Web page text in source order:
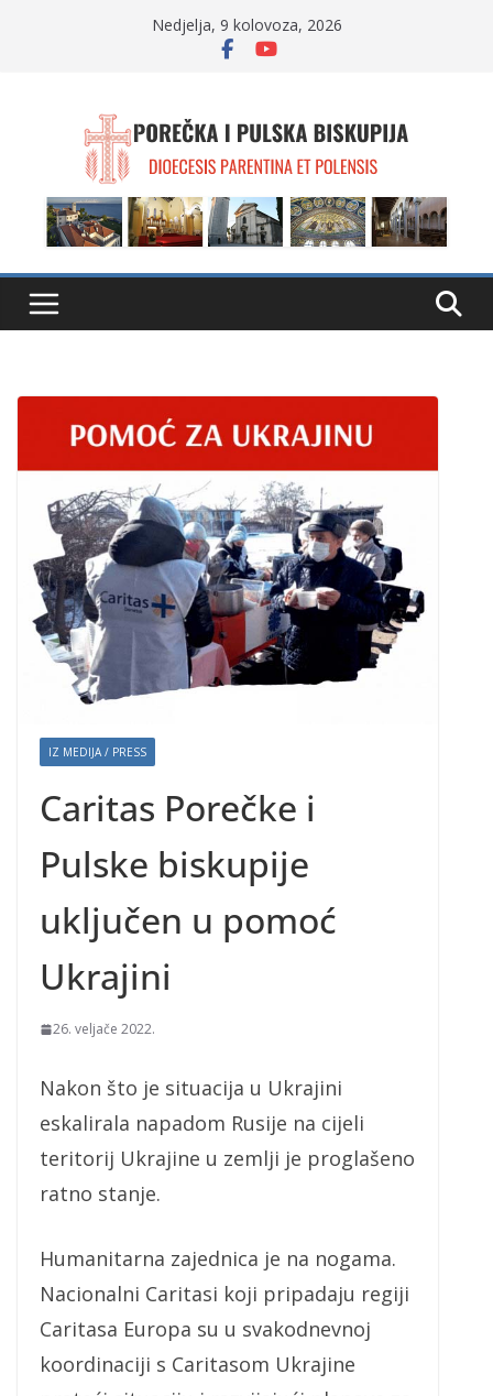
Nedjelja, 9 kolovoza, 2026
IZ MEDIJA / PRESS
Caritas Porečke i
Pulske biskupije
uključen u pomoć
Ukrajini
26. veljače 2022.
Nakon što je situacija u Ukrajini
eskalirala napadom Rusije na cijeli
teritorij Ukrajine u zemlji je proglašeno
ratno stanje.
Humanitarna zajednica je na nogama.
Nacionalni Caritasi koji pripadaju regiji
Caritasa Europa su u svakodnevnoj
koordinaciji s Caritasom Ukrajine